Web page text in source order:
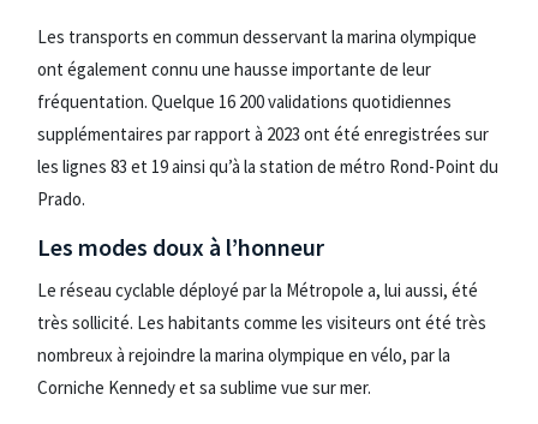
Les transports en commun desservant la marina olympique
ont également connu une hausse importante de leur
fréquentation. Quelque 16 200 validations quotidiennes
supplémentaires par rapport à 2023 ont été enregistrées sur
les lignes 83 et 19 ainsi qu’à la station de métro Rond-Point du
Prado.
Les modes doux à l’honneur
Le réseau cyclable déployé par la Métropole a, lui aussi, été
très sollicité. Les habitants comme les visiteurs ont été très
nombreux à rejoindre la marina olympique en vélo, par la
Corniche Kennedy et sa sublime vue sur mer.